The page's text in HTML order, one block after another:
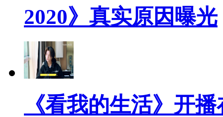
2020》真实原因曝光
《看我的生活》开